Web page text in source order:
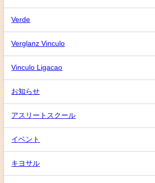
Verde
Verglanz Vinculo
Vinculo Ligacao
お知らせ
アスリートスクール
イベント
キヨサル